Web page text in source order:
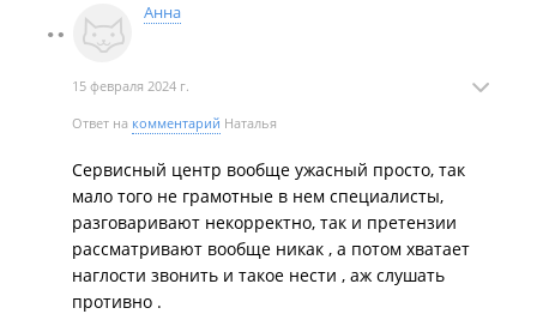
Анна
15 февраля 2024 г.
Ответ на комментарий Наталья
Сервисный центр вообще ужасный просто, так
мало того не грамотные в нем специалисты,
разговаривают некорректно, так и претензии
рассматривают вообще никак , а потом хватает
наглости звонить и такое нести , аж слушать
противно .